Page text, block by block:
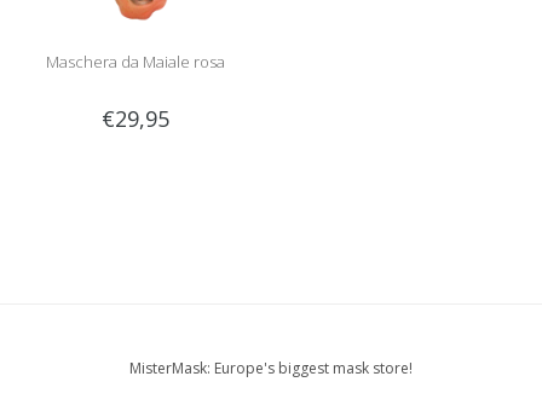
Maschera da Maiale rosa
€29,95
MisterMask: Europe's biggest mask store!